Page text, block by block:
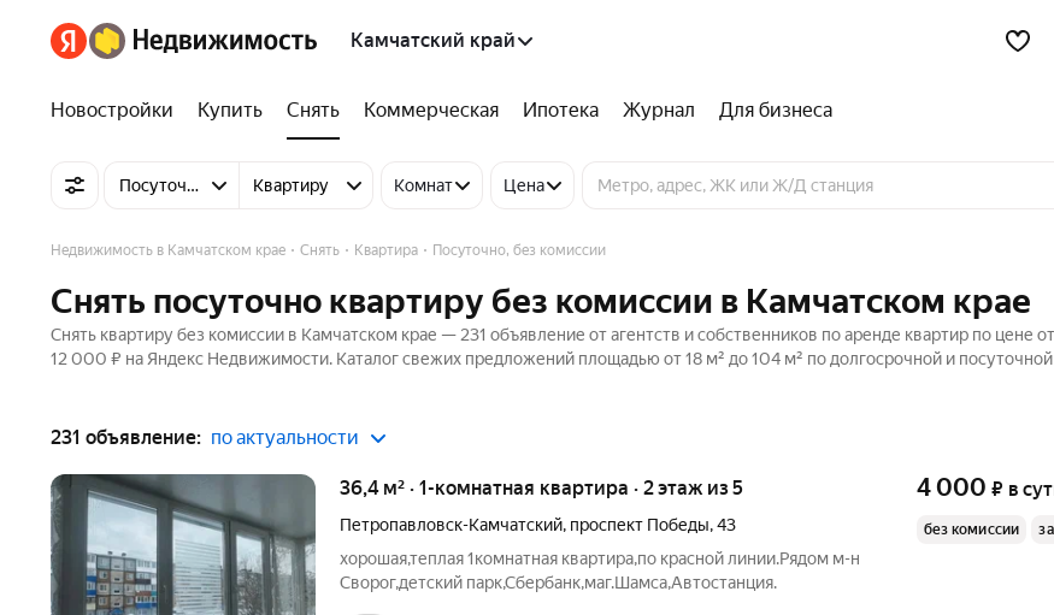
Камчатский край
Новостройки Купить Снять Коммерческая Ипотека Журнал Для бизнеса
Посуточно Квартиру Комнат Цена
Недвижимость в Камчатском крае Снять Квартира Посуточно, без комиссии
Снять посуточно квартиру без комиссии в Камчатском крае
Снять квартиру без комиссии в Камчатском крае — 231 объявление от агентств и собственников по аренде квартир по цене
12 000 ₽ на Яндекс Недвижимости. Каталог свежих предложений площадью от 18 м² до 104 м² по долгосрочной и
231 объявление: по актуальности
36,4 м² · 1-комнатная квартира · 2 этаж из 5
Петропавловск-Камчатский, проспект Победы,43
хорошая,теплая 1комнатная квартира,по красной линии.Рядом м-н
Сворог,детский парк,Сбербанк,маг.Шамса,Автостанция.
4 000 ₽ в
без комиссии